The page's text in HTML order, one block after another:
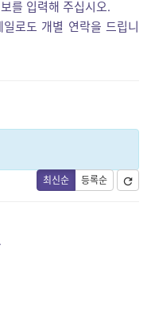
를 입력해 주십시오.
로도 개별 연락을 드립니
최신순 등록순